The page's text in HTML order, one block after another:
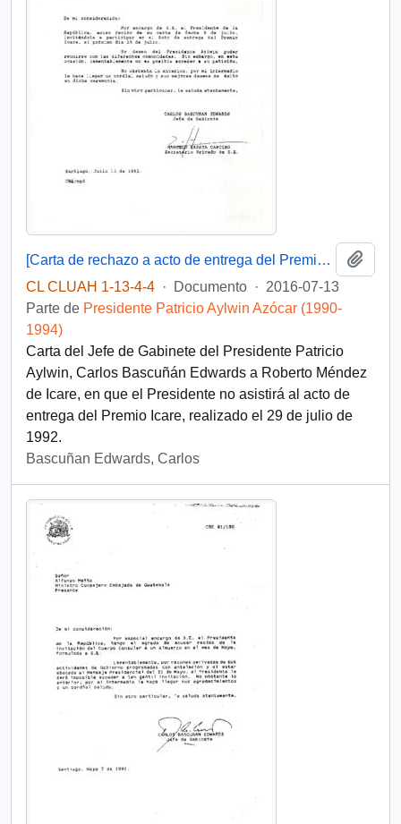
[Carta de rechazo a acto de entrega del Premio ICARE]
CL CLUAH 1-13-4-4 · Documento · 2016-07-13
Parte de Presidente Patricio Aylwin Azócar (1990-
1994)
Carta del Jefe de Gabinete del Presidente Patricio
Aylwin, Carlos Bascuñán Edwards a Roberto Méndez
de Icare, en que el Presidente no asistirá al acto de
entrega del Premio Icare, realizado el 29 de julio de
1992.
Bascuñan Edwards, Carlos